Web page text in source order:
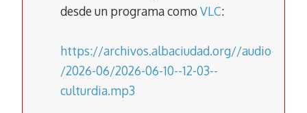
desde un programa como VLC:
https://archivos.albaciudad.org//audio
/2026-06/2026-06-10--12-03--
culturdia.mp3